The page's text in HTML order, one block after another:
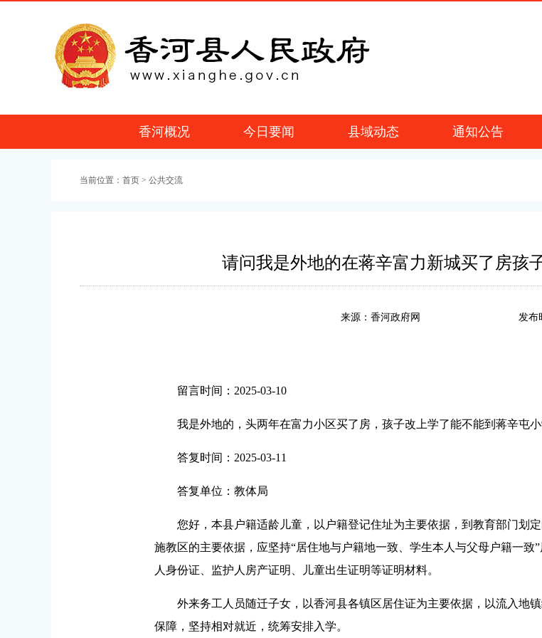
香河概况 今日要闻 县域动态 通知公告
当前位置： 首页 > 公共交流
请问我是外地的在蒋辛富力新城买了房孩
来源：香河政府网 发布
留言时间：2025-03-10
我是外地的，头两年在富力小区买了房，孩子改上学了能不能到蒋辛屯小
答复时间：2025-03-11
答复单位：教体局
您好，本县户籍适龄儿童，以户籍登记住址为主要依据，到教育部门划
施教区的主要依据，应坚持“居住地与户籍地一致、学生本人与父母户籍一
人身份证、监护人房产证明、儿童出生证明等证明材料。
外来务工人员随迁子女，以香河县各镇区居住证为主要依据，以流入地
保障，坚持相对就近，统筹安排入学。